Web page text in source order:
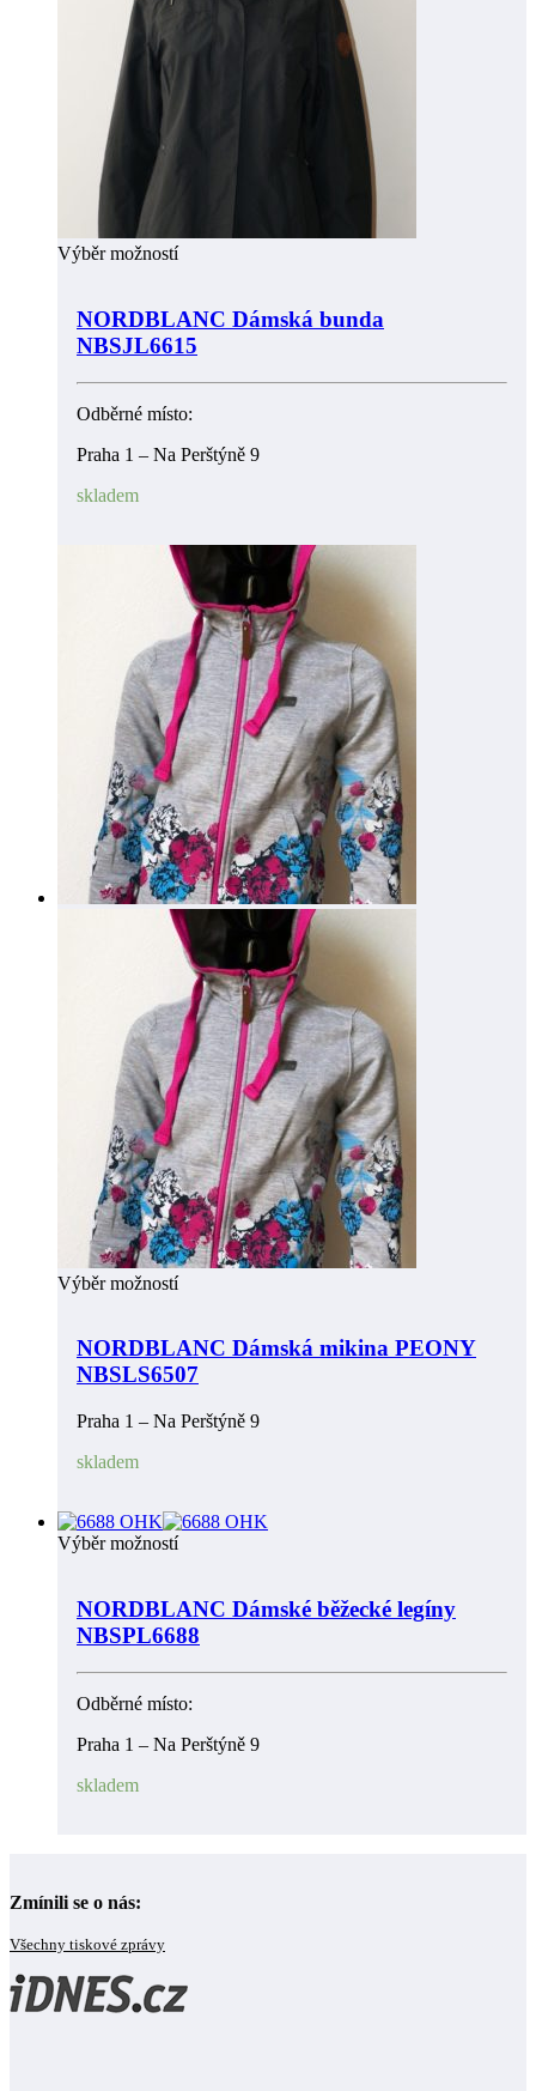
Výběr možností
NORDBLANC Dámská bunda
NBSJL6615
Odběrné místo:
Praha 1 – Na Perštýně 9
skladem
Výběr možností
NORDBLANC Dámská mikina PEONY
NBSLS6507
Praha 1 – Na Perštýně 9
skladem
Výběr možností
NORDBLANC Dámské běžecké legíny
NBSPL6688
Odběrné místo:
Praha 1 – Na Perštýně 9
skladem
Zmínili se o nás:
Všechny tiskové zprávy